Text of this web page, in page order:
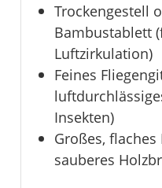
Trockengestell
Bambustablett
Luftzirkulation)
Feines
Insekten)
Großes,
sauberes